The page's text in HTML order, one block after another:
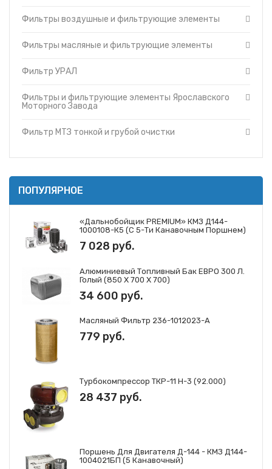
Вкладыши
О компании
Доставка
элементы
элементы ММЗ
Фильтры и
Cummins
фильтрующие
Ярославского
Фильтры и
элементы ЗМЗ
Фильтр МТЗ
тонкой и грубой
Фильтры и
фильтрующие
Фильтры и
элементы Mann
Фильтры и
фильтрующие
фильтрующие
элементы JCB
Фильтры воздушные и фильтрующие элементы
Фильтры масляные и фильтрующие элементы
Фильтр УРАЛ
Фильтры и фильтрующие элементы Ярославского
Моторного Завода
Фильтр МТЗ тонкой и грубой очистки
ПОПУЛЯРНОЕ
«Дальнобойщик PREMIUM» КМЗ Д144-
1000108-К5 (с 5-Ти Канавочным Поршнем)
7 028 руб.
Алюминиевый Топливный Бак ЕВРО 300 Л.
Голый (850 Х 700 Х 700)
34 600 руб.
Масляный Фильтр 236-1012023-А
779 руб.
Турбокомпрессор ТКР-11 Н-3 (92.000)
28 437 руб.
Поршень Для Двигателя Д-144 - КМЗ Д144-
1004021БП (5 Канавочный)